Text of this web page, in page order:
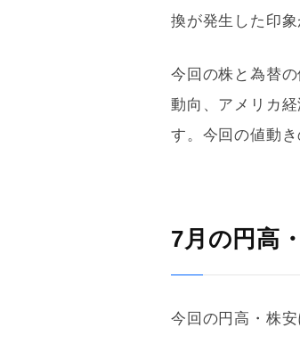
換が発生した印象
今回の株と為替
動向、アメリカ
す。今回の値動
7月の円高
今回の円高・株